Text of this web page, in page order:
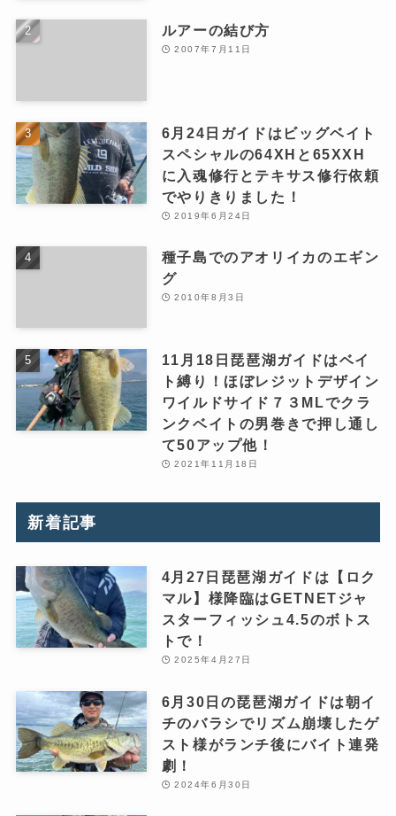
ルアーの結び方
2007年7月11日
6月24日ガイドはビッグベイト
スペシャルの64XHと65XXH
に入魂修行とテキサス修行依頼
でやりきりました！
2019年6月24日
種子島でのアオリイカのエギン
グ
2010年8月3日
11月18日琵琶湖ガイドはベイ
ト縛り！ほぼレジットデザイン
ワイルドサイド７３MLでクラ
ンクベイトの男巻きで押し通し
て50アップ他！
2021年11月18日
新着記事
4月27日琵琶湖ガイドは【ロク
マル】様降臨はGETNETジャ
スターフィッシュ4.5のボトス
トで！
2025年4月27日
6月30日の琵琶湖ガイドは朝イ
チのバラシでリズム崩壊したゲ
スト様がランチ後にバイト連発
劇！
2024年6月30日